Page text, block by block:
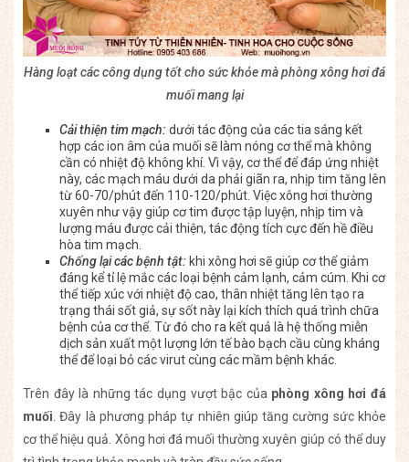
Hàng loạt các công dụng tốt cho sức khỏe mà phòng xông hơi đá
muối mang lại
Cải thiện tim mạch: dưới tác động của các tia sáng kết
hợp các ion âm của muối sẽ làm nóng cơ thể mà không
cần có nhiệt độ không khí. Vì vậy, cơ thể để đáp ứng nhiệt
này, các mạch máu dưới da phải giãn ra, nhịp tim tăng lên
từ 60-70/phút đến 110-120/phút. Việc xông hơi thường
xuyên như vậy giúp cơ tim được tập luyện, nhịp tim và
lượng máu được cải thiện, tác động tích cực đến hề điều
hòa tim mạch.
Chống lại các bệnh tật: khi xông hơi sẽ giúp cơ thể giảm
đáng kể tỉ lệ mắc các loại bệnh cảm lạnh, cảm cúm. Khi cơ
thể tiếp xúc với nhiệt độ cao, thân nhiệt tăng lên tạo ra
trạng thái sốt giả, sự sốt này lại kích thích quá trình chữa
bệnh của cơ thể. Từ đó cho ra kết quả là hệ thống miễn
dịch sản xuất một lượng lớn tế bào bạch cầu cùng kháng
thể để loại bỏ các virut cùng các mầm bệnh khác.
Trên đây là những tác dụng vượt bậc của phòng xông hơi đá
muối. Đây là phương pháp tự nhiên giúp tăng cường sức khỏe
cơ thể hiệu quả. Xông hơi đá muối thường xuyên giúp có thể duy